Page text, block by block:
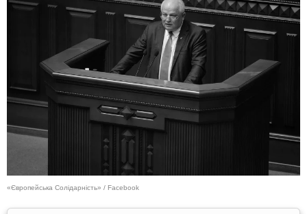
«Європейська Солідарність» / Facebook